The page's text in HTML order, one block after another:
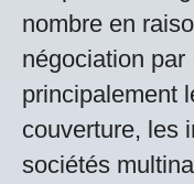
nombre en
négociation
principalement
couverture, les
sociétés